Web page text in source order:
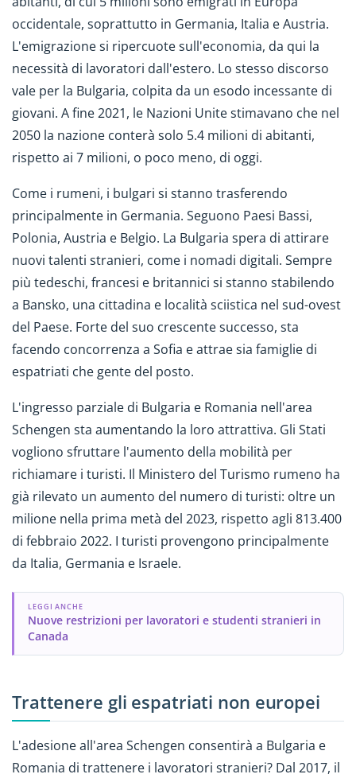
occidentale, soprattutto in Germania, Italia e Austria.
L'emigrazione si ripercuote sull'economia, da qui la
necessità di lavoratori dall'estero. Lo stesso discorso
vale per la Bulgaria, colpita da un esodo incessante di
giovani. A fine 2021, le Nazioni Unite stimavano che nel
2050 la nazione conterà solo 5.4 milioni di abitanti,
rispetto ai 7 milioni, o poco meno, di oggi.
Come i rumeni, i bulgari si stanno trasferendo
principalmente in Germania. Seguono Paesi Bassi,
Polonia, Austria e Belgio. La Bulgaria spera di attirare
nuovi talenti stranieri, come i nomadi digitali. Sempre
più tedeschi, francesi e britannici si stanno stabilendo
a Bansko, una cittadina e località sciistica nel sud-ovest
del Paese. Forte del suo crescente successo, sta
facendo concorrenza a Sofia e attrae sia famiglie di
espatriati che gente del posto.
L'ingresso parziale di Bulgaria e Romania nell'area
Schengen sta aumentando la loro attrattiva. Gli Stati
vogliono sfruttare l'aumento della mobilità per
richiamare i turisti. Il Ministero del Turismo rumeno ha
già rilevato un aumento del numero di turisti: oltre un
milione nella prima metà del 2023, rispetto agli 813.400
di febbraio 2022. I turisti provengono principalmente
da Italia, Germania e Israele.
LEGGI ANCHE
Nuove restrizioni per lavoratori e studenti stranieri in
Canada
Trattenere gli espatriati non europei
L'adesione all'area Schengen consentirà a Bulgaria e
Romania di trattenere i lavoratori stranieri? Dal 2017, il